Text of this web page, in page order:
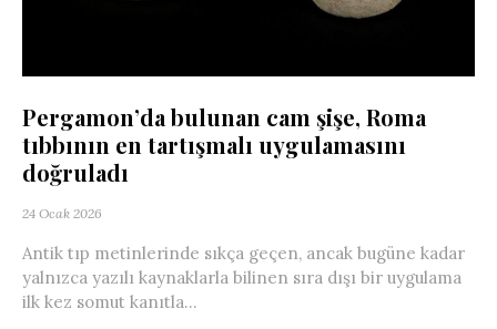
Pergamon’da bulunan cam şişe, Roma
tıbbının en tartışmalı uygulamasını
doğruladı
24 Ocak 2026
Antik tıp metinlerinde sıkça geçen, ancak bugüne kadar
yalnızca yazılı kaynaklarla bilinen sıra dışı bir uygulama
ilk kez somut kanıtla...